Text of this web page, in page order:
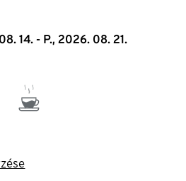
14. - P., 2026. 08. 21.